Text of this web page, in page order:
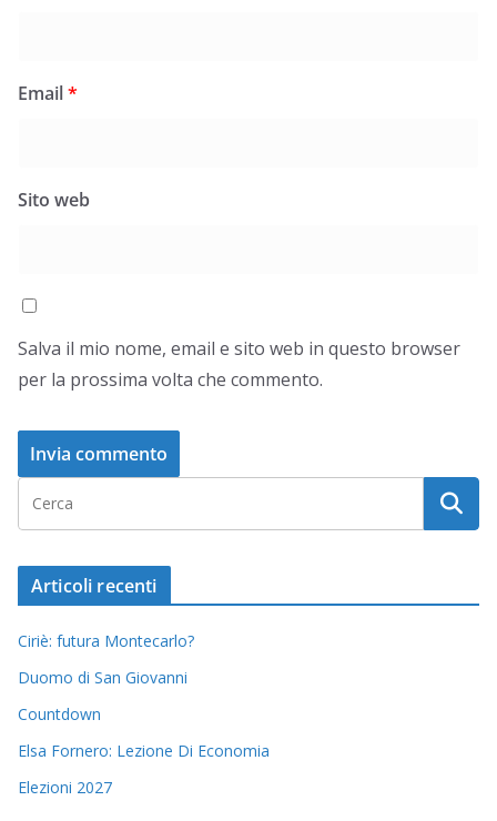
Email*
Sito web
Salva il mio nome, email e sito web in questo browser
per la prossima volta che commento.
Articoli recenti
Ciriè: futura Montecarlo?
Duomo di San Giovanni
Countdown
Elsa Fornero: Lezione Di Economia
Elezioni 2027